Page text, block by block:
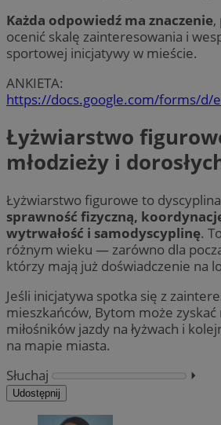
Każda odpowiedź ma znaczenie,
ocenić skalę zainteresowania i
sportowej inicjatywy w mieście.
ANKIETA:
https://docs.google.com/forms/d/
Łyżwiarstwo
młodzieży i
Łyżwiarstwo figurowe to
sprawność fizyczną,
wytrwałość i samodyscyplinę.
różnym wieku — zarówno dla
którzy mają już doświadczenie na
Jeśli inicjatywa spotka się z
mieszkańców, Bytom może
miłośników jazdy na łyżwach i
na mapie miasta.
Słuchaj
⏵︎
Udostępnij